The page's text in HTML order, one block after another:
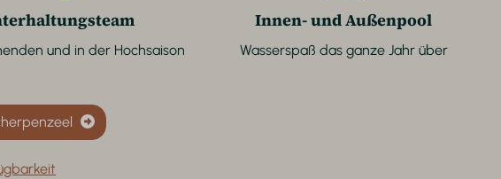
und in der Hochsaison
Innen- und Außenpool
Wasserspaß das ganze Jahr über